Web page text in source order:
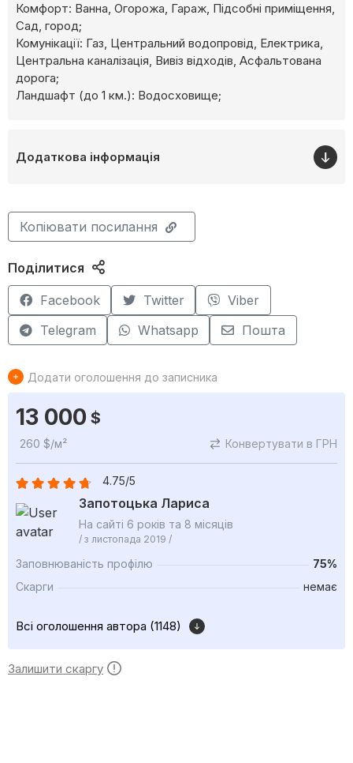
Комфорт: Ванна, Огорожа, Гараж, Підсобні приміщення,
Сад, город;
Комунікації: Газ, Центральний водопровід, Електрика,
Центральна каналізація, Вивіз відходів, Асфальтована
дорога;
Ландшафт (до 1 км.): Водосховище;
Додаткова інформація
Копіювати посилання
Поділитися
Facebook Twitter
Viber
Telegram
Whatsapp Пошта
Додати оголошення до записника
13 000 $
260 $/м² Конвертувати в ГРН
4.75/5
Запотоцька Лариса
На сайті 6 років та 8 місяців
/ з листопада 2019 /
Заповнюваність профілю
75%
Скарги
немає
Всі оголошення автора (1148)
Залишити скаргу